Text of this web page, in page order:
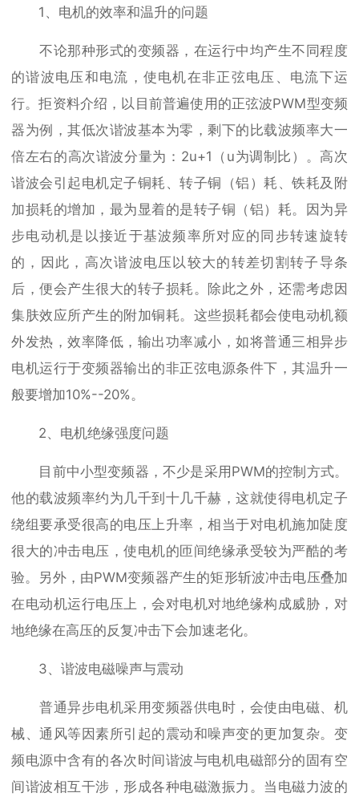
1、电机的效率和温升的问题
不论那种形式的变频器，在运行中均产生不同程度
的谐波电压和电流，使电机在非正弦电压、电流下运
行。拒资料介绍，以目前普遍使用的正弦波PWM型变频
器为例，其低次谐波基本为零，剩下的比载波频率大一
倍左右的高次谐波分量为：2u+1（u为调制比）。高次
谐波会引起电机定子铜耗、转子铜（铝）耗、铁耗及附
加损耗的增加，最为显着的是转子铜（铝）耗。因为异
步电动机是以接近于基波频率所对应的同步转速旋转
的，因此，高次谐波电压以较大的转差切割转子导条
后，便会产生很大的转子损耗。除此之外，还需考虑因
集肤效应所产生的附加铜耗。这些损耗都会使电动机额
外发热，效率降低，输出功率减小，如将普通三相异步
电机运行于变频器输出的非正弦电源条件下，其温升一
般要增加10%--20%。
2、电机绝缘强度问题
目前中小型变频器，不少是采用PWM的控制方式。
他的载波频率约为几千到十几千赫，这就使得电机定子
绕组要承受很高的电压上升率，相当于对电机施加陡度
很大的冲击电压，使电机的匝间绝缘承受较为严酷的考
验。另外，由PWM变频器产生的矩形斩波冲击电压叠加
在电动机运行电压上，会对电机对地绝缘构成威胁，对
地绝缘在高压的反复冲击下会加速老化。
3、谐波电磁噪声与震动
普通异步电机采用变频器供电时，会使由电磁、机
械、通风等因素所引起的震动和噪声变的更加复杂。变
频电源中含有的各次时间谐波与电机电磁部分的固有空
间谐波相互干涉，形成各种电磁激振力。当电磁力波的